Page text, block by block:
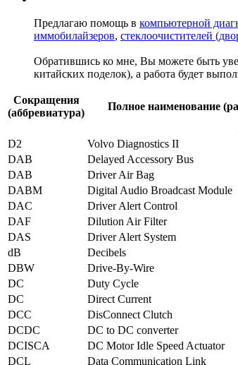
Предлагаю помощь в компьютерной
иммобилайзеров, стеклоочистителей
Обратившись ко мне, Вы можете быть
китайских поделок), а работа будет
Сокращения
(аббревиатура)
Полное наименование
D2
Volvo Diagnostics II
DAB
Delayed Accessory Bus
DAB
Driver Air Bag
DABM
Digital Audio Broadcast Module
DAC
Driver Alert Control
DAF
Dilution Air Filter
DAS
Driver Alert System
dB
Decibels
DBW
Drive-By-Wire
DC
Duty Cycle
DC
Direct Current
DCC
DisConnect Clutch
DCDC
DC to DC converter
DCISCA
DC Motor Idle Speed Actuator
DCL
Data Communication Link